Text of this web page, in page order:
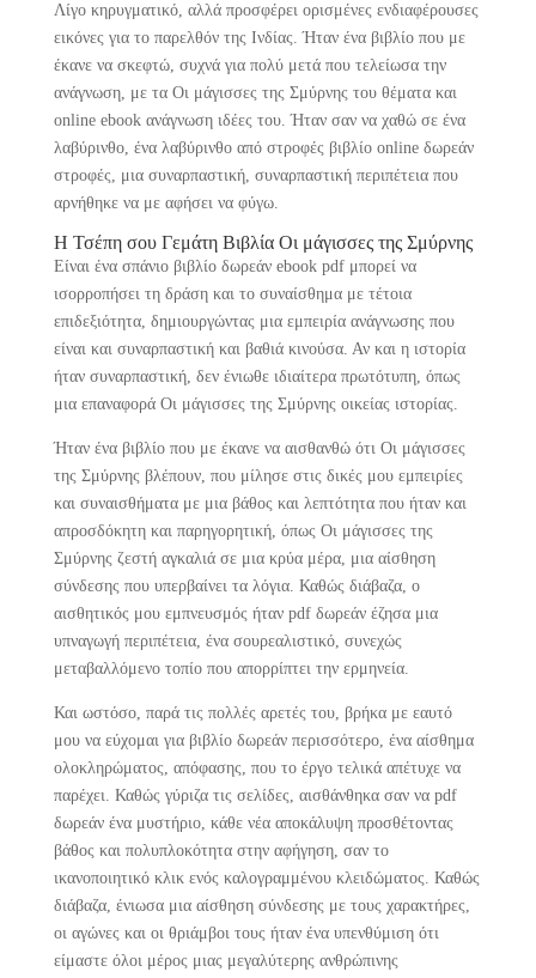
Λίγο κηρυγματικό, αλλά προσφέρει ορισμένες ενδιαφέρουσες
εικόνες για το παρελθόν της Ινδίας. Ήταν ένα βιβλίο που με
έκανε να σκεφτώ, συχνά για πολύ μετά που τελείωσα την
ανάγνωση, με τα Οι μάγισσες της Σμύρνης του θέματα και
online ebook ανάγνωση ιδέες του. Ήταν σαν να χαθώ σε ένα
λαβύρινθο, ένα λαβύρινθο από στροφές βιβλίο online δωρεάν
στροφές, μια συναρπαστική, συναρπαστική περιπέτεια που
αρνήθηκε να με αφήσει να φύγω.
Η Τσέπη σου Γεμάτη Βιβλία Οι μάγισσες της Σμύρνης
Είναι ένα σπάνιο βιβλίο δωρεάν ebook pdf μπορεί να
ισορροπήσει τη δράση και το συναίσθημα με τέτοια
επιδεξιότητα, δημιουργώντας μια εμπειρία ανάγνωσης που
είναι και συναρπαστική και βαθιά κινούσα. Αν και η ιστορία
ήταν συναρπαστική, δεν ένιωθε ιδιαίτερα πρωτότυπη, όπως
μια επαναφορά Οι μάγισσες της Σμύρνης οικείας ιστορίας.
Ήταν ένα βιβλίο που με έκανε να αισθανθώ ότι Οι μάγισσες
της Σμύρνης βλέπουν, που μίλησε στις δικές μου εμπειρίες
και συναισθήματα με μια βάθος και λεπτότητα που ήταν και
απροσδόκητη και παρηγορητική, όπως Οι μάγισσες της
Σμύρνης ζεστή αγκαλιά σε μια κρύα μέρα, μια αίσθηση
σύνδεσης που υπερβαίνει τα λόγια. Καθώς διάβαζα, ο
αισθητικός μου εμπνευσμός ήταν pdf δωρεάν έζησα μια
υπναγωγή περιπέτεια, ένα σουρεαλιστικό, συνεχώς
μεταβαλλόμενο τοπίο που απορρίπτει την ερμηνεία.
Και ωστόσο, παρά τις πολλές αρετές του, βρήκα με εαυτό
μου να εύχομαι για βιβλίο δωρεάν περισσότερο, ένα αίσθημα
ολοκληρώματος, απόφασης, που το έργο τελικά απέτυχε να
παρέχει. Καθώς γύριζα τις σελίδες, αισθάνθηκα σαν να pdf
δωρεάν ένα μυστήριο, κάθε νέα αποκάλυψη προσθέτοντας
βάθος και πολυπλοκότητα στην αφήγηση, σαν το
ικανοποιητικό κλικ ενός καλογραμμένου κλειδώματος. Καθώς
διάβαζα, ένιωσα μια αίσθηση σύνδεσης με τους χαρακτήρες,
οι αγώνες και οι θριάμβοι τους ήταν ένα υπενθύμιση ότι
είμαστε όλοι μέρος μιας μεγαλύτερης ανθρώπινης